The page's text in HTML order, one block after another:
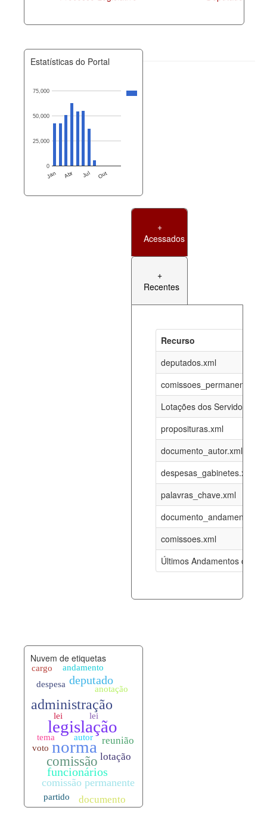
Estatísticas do Portal
Jan Abr Jul Out
0
25,000
50,000
75,000
+
Acessados
+
Recentes
Recurso
deputados.xml
Lotações dos Servidores
proposituras.xml
documento_autor.xml
despesas_gabinetes.xml
palavras_chave.xml
documento_andamento.xml
comissoes.xml
Últimos Andamentos de
documento_andamento_atual.xml
07-08-
funcionarios_lotacoes.xml
funcionarios_cargos.xml 12-05-
07-08-
documento_andamento.xml 07-08-
palavras_chave.xml 07-08-
legislacao_norma_anotacoes.xml
Nuvem de etiquetas